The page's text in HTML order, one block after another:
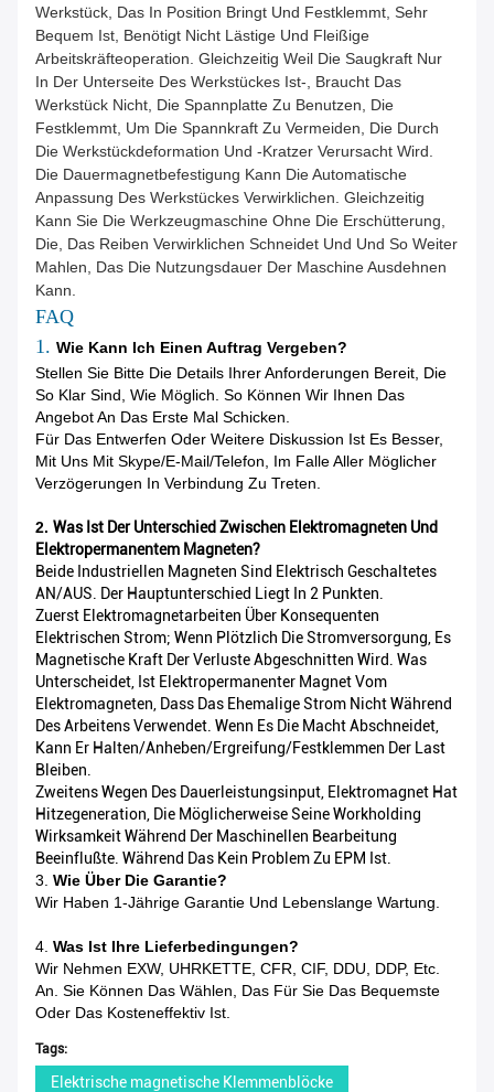
Werkstück, Das In Position Bringt Und Festklemmt, Sehr
Bequem Ist, Benötigt Nicht Lästige Und Fleißige
Arbeitskräfteoperation. Gleichzeitig Weil Die Saugkraft Nur
In Der Unterseite Des Werkstückes Ist-, Braucht Das
Werkstück Nicht, Die Spannplatte Zu Benutzen, Die
Festklemmt, Um Die Spannkraft Zu Vermeiden, Die Durch
Die Werkstückdeformation Und -kratzer Verursacht Wird.
Die Dauermagnetbefestigung Kann Die Automatische
Anpassung Des Werkstückes Verwirklichen. Gleichzeitig
Kann Sie Die Werkzeugmaschine Ohne Die Erschütterung,
Die, Das Reiben Verwirklichen Schneidet Und Und So Weiter
Mahlen, Das Die Nutzungsdauer Der Maschine Ausdehnen
Kann.
FAQ
1. Wie Kann Ich Einen Auftrag Vergeben?
Stellen Sie Bitte Die Details Ihrer Anforderungen Bereit, Die
So Klar Sind, Wie Möglich. So Können Wir Ihnen Das
Angebot An Das Erste Mal Schicken.
Für Das Entwerfen Oder Weitere Diskussion Ist Es Besser,
Mit Uns Mit Skype/E-Mail/Telefon, Im Falle Aller Möglicher
Verzögerungen In Verbindung Zu Treten.
2. Was Ist Der Unterschied Zwischen Elektromagneten Und
Elektropermanentem Magneten?
Beide Industriellen Magneten Sind Elektrisch Geschaltetes
AN/AUS. Der Hauptunterschied Liegt In 2 Punkten.
Zuerst Elektromagnetarbeiten Über Konsequenten
Elektrischen Strom; Wenn Plötzlich Die Stromversorgung, Es
Magnetische Kraft Der Verluste Abgeschnitten Wird. Was
Unterscheidet, Ist Elektropermanenter Magnet Vom
Elektromagneten, Dass Das Ehemalige Strom Nicht Während
Des Arbeitens Verwendet. Wenn Es Die Macht Abschneidet,
Kann Er Halten/Anheben/Ergreifung/Festklemmen Der Last
Bleiben.
Zweitens Wegen Des Dauerleistungsinput, Elektromagnet Hat
Hitzegeneration, Die Möglicherweise Seine Workholding
Wirksamkeit Während Der Maschinellen Bearbeitung
Beeinflußte. Während Das Kein Problem Zu EPM Ist.
3. Wie Über Die Garantie?
Wir Haben 1-Jährige Garantie Und Lebenslange Wartung.
4. Was Ist Ihre Lieferbedingungen?
Wir Nehmen EXW, UHRKETTE, CFR, CIF, DDU, DDP, Etc.
An. Sie Können Das Wählen, Das Für Sie Das Bequemste
Oder Das Kosteneffektiv Ist.
Tags:
Elektrische magnetische Klemmenblöcke